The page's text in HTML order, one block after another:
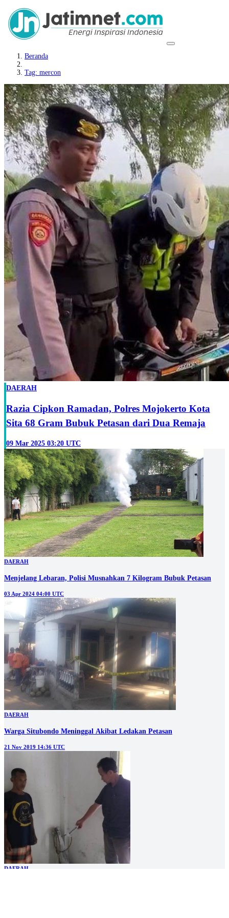
Beranda
Tag: mercon
DAERAH
Razia Cipkon Ramadan, Polres Mojokerto Kota
Sita 68 Gram Bubuk Petasan dari Dua Remaja
09 Mar 2025 03:20 UTC
DAERAH
Menjelang Lebaran, Polisi Musnahkan 7 Kilogram Bubuk Petasan
03 Apr 2024 04:00 UTC
DAERAH
Warga Situbondo Meninggal Akibat Ledakan Petasan
21 Nov 2019 14:36 UTC
DAERAH